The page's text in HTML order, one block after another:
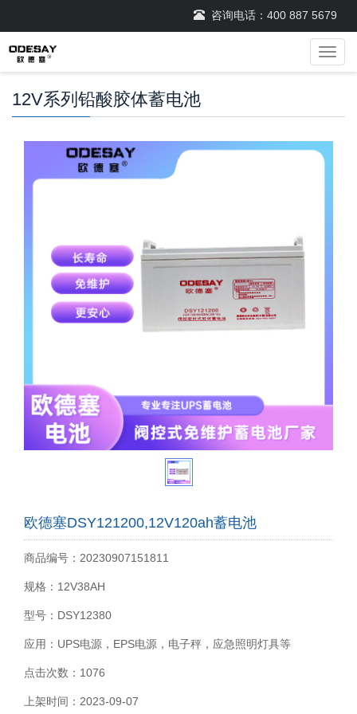
咨询电话： 400 887 5679
导
航
12V系列铅酸胶体蓄电池
欧德塞DSY121200,12V120ah蓄电池
商品编号：20230907151811
规格：12V38AH
型号：DSY12380
应用：UPS电源，EPS电源，电子秤，应急照明灯具等
点击次数：1076
上架时间：2023-09-07